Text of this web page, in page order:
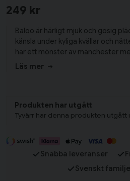
249 kr
Baloo är härligt mjuk och gosig
känsla under kyliga kvällar och
har ett mönster av manchester
stilrena look passar in i alla
Läs mer
Produkten har utgått
Tyvärr har denna produkten utgått
Snabba leveranser
Svenskt
Har du alla tillbehör?